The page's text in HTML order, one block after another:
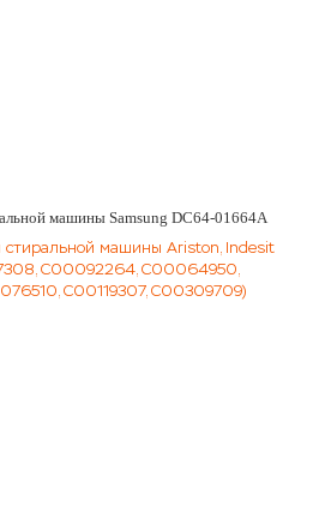
машины Samsung DC64-01664A